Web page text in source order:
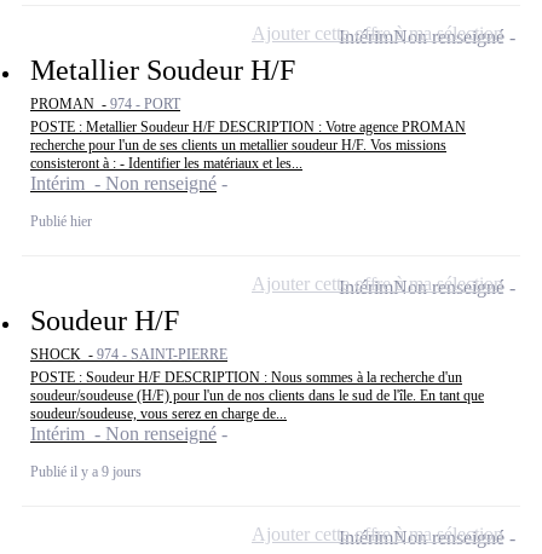
Metallier Soudeur H/F
PROMAN - 974 - PORT
POSTE : Metallier Soudeur H/F DESCRIPTION : Votre agence PROMAN
recherche pour l'un de ses clients un metallier soudeur H/F. Vos missions
consisteront à : - Identifier les matériaux et les...
Intérim - Non renseigné
Publié hier
IntérimNon renseigné
Ajouter cette offre à ma sélection
Soudeur H/F
SHOCK - 974 - SAINT-PIERRE
POSTE : Soudeur H/F DESCRIPTION : Nous sommes à la recherche d'un
soudeur/soudeuse (H/F) pour l'un de nos clients dans le sud de l'île. En tant que
soudeur/soudeuse, vous serez en charge de...
Intérim - Non renseigné
Publié il y a 9 jours
IntérimNon renseigné
Ajouter cette offre à ma sélection
IntérimNon renseigné
Ajouter cette offre à ma sélection